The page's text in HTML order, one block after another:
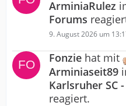
ArminiaRulez
Forums
9. August 2026 um
Fonzie hat mit
Arminiaseit89
Karlsruher SC
reagiert.